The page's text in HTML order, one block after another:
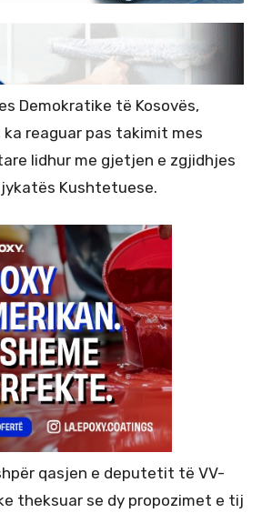
Demokratike të Kosovës,
ka reaguar pas takimit mes
lidhur me gjetjen e zgjidhjes
Kushtetuese.
qasjen e deputetit të VV-
theksuar se dy propozimet e tij